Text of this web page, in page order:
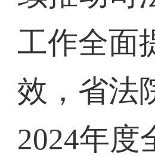
工作全面
效，省法
2024年度